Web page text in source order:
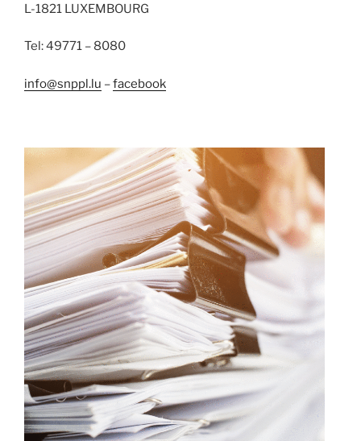
L-1821 LUXEMBOURG
Tel: 49771 – 8080
info@snppl.lu –facebook